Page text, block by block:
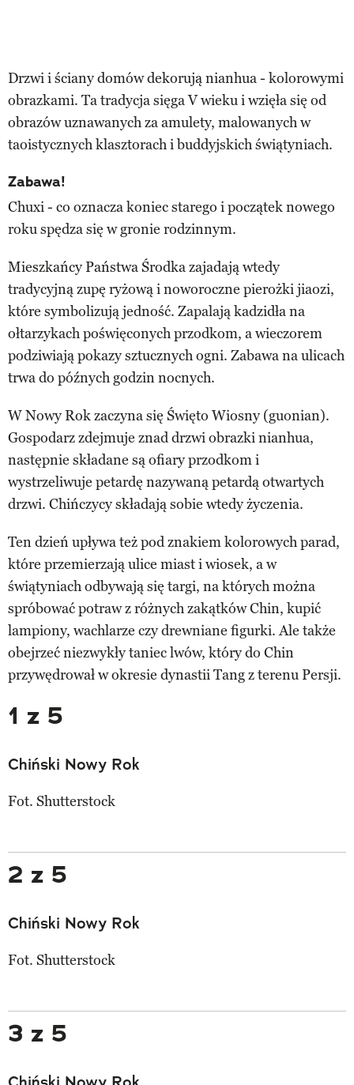
Drzwi i ściany domów dekorują nianhua - kolorowymi
obrazkami. Ta tradycja sięga V wieku i wzięła się od
obrazów uznawanych za amulety, malowanych w
taoistycznych klasztorach i buddyjskich świątyniach.
Zabawa!
Chuxi - co oznacza koniec starego i początek nowego
roku spędza się w gronie rodzinnym.
Mieszkańcy Państwa Środka zajadają wtedy
tradycyjną zupę ryżową i noworoczne pierożki jiaozi,
które symbolizują jedność. Zapalają kadzidła na
ołtarzykach poświęconych przodkom, a wieczorem
podziwiają pokazy sztucznych ogni. Zabawa na ulicach
trwa do późnych godzin nocnych.
W Nowy Rok zaczyna się Święto Wiosny (guonian).
Gospodarz zdejmuje znad drzwi obrazki nianhua,
następnie składane są ofiary przodkom i
wystrzeliwuje petardę nazywaną petardą otwartych
drzwi. Chińczycy składają sobie wtedy życzenia.
Ten dzień upływa też pod znakiem kolorowych parad,
które przemierzają ulice miast i wiosek, a w
świątyniach odbywają się targi, na których można
spróbować potraw z różnych zakątków Chin, kupić
lampiony, wachlarze czy drewniane figurki. Ale także
obejrzeć niezwykły taniec lwów, który do Chin
przywędrował w okresie dynastii Tang z terenu Persji.
1 z 5
Chiński Nowy Rok
Fot. Shutterstock
2 z 5
Chiński Nowy Rok
Fot. Shutterstock
3 z 5